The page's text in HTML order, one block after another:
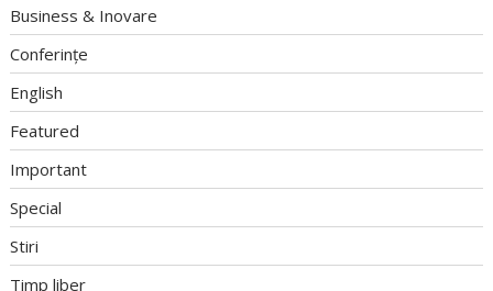
Business & Inovare
Conferințe
English
Featured
Important
Special
Stiri
Timp liber